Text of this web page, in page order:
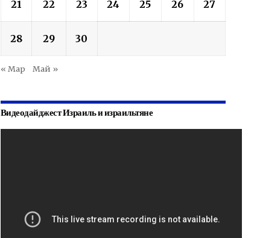
21 22 23 24 25 26 27
28 29 30
« Мар Май »
Видеодайджест Израиль и израильтяне